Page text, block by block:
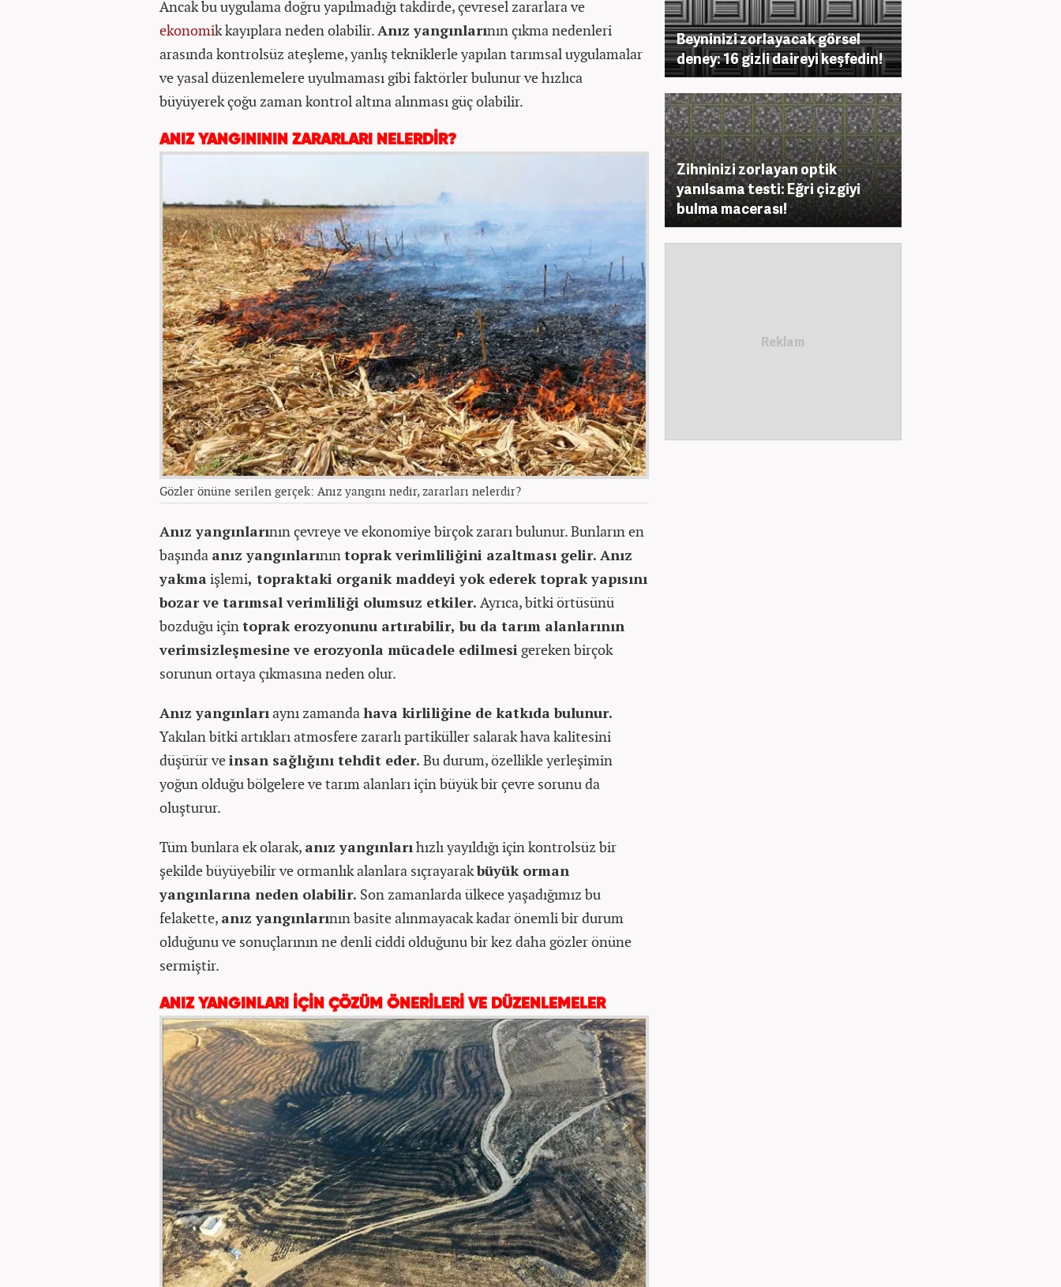
Ancak bu uygulama doğru yapılmadığı takdirde, çevresel zararlara ve
ekonomik kayıplara neden olabilir.Anız yangınlarının çıkma nedenleri
arasında kontrolsüz ateşleme, yanlış tekniklerle yapılan tarımsal uygulamalar
ve yasal düzenlemelere uyulmaması gibi faktörler bulunur ve hızlıca
büyüyerek çoğu zaman kontrol altına alınması güç olabilir.
ANIZ YANGINININ ZARARLARI NELERDİR?
Gözler önüne serilen gerçek: Anız yangını nedir, zararları nelerdir?
Anız yangınlarının çevreye ve ekonomiye birçok zararı bulunur. Bunların en
başında anız yangınlarınıntoprak verimliliğini azaltması gelir. Anız
yakma işlemi, topraktaki organik maddeyi yok ederek toprak yapısını
bozar ve tarımsal verimliliği olumsuz etkiler. Ayrıca, bitki örtüsünü
bozduğu içintoprak erozyonunu artırabilir, bu da tarım alanlarının
verimsizleşmesine ve erozyonla mücadele edilmesi gereken birçok
sorunun ortaya çıkmasına neden olur.
Anız yangınlarıaynı zamandahava kirliliğine de katkıda bulunur.
Yakılan bitki artıkları atmosfere zararlı partiküller salarak hava kalitesini
düşürür veinsan sağlığını tehdit eder. Bu durum, özellikle yerleşimin
yoğun olduğu bölgelere ve tarım alanları için büyük bir çevre sorunu da
oluşturur.
Tüm bunlara ek olarak, anız yangınlarıhızlı yayıldığı için kontrolsüz bir
şekilde büyüyebilir ve ormanlık alanlara sıçrayarakbüyük orman
yangınlarına neden olabilir. Son zamanlarda ülkece yaşadığımız bu
felakette, anız yangınlarının basite alınmayacak kadar önemli bir durum
olduğunu ve sonuçlarının ne denli ciddi olduğunu bir kez daha gözler önüne
sermiştir.
ANIZ YANGINLARI İÇİN ÇÖZÜM ÖNERİLERİ VE DÜZENLEMELER
Beyninizi zorlayacak görsel
deney: 16 gizli daireyi keşfedin!
Zihninizi zorlayan optik
yanılsama testi: Eğri çizgiyi
bulma macerası!